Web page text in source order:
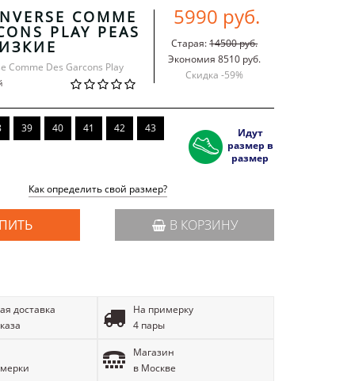
COMME
PLAY PEAS
Comme Des Garcons Play
5990 руб.
Старая:14500 руб.
Экономия 8510 руб.
Скидка -59%
39 40 41 42 43
Идут
размер в
размер
Как определить свой размер?
В КОРЗИНУ
доставка
На примерку
4 пары
Магазин
в Москве